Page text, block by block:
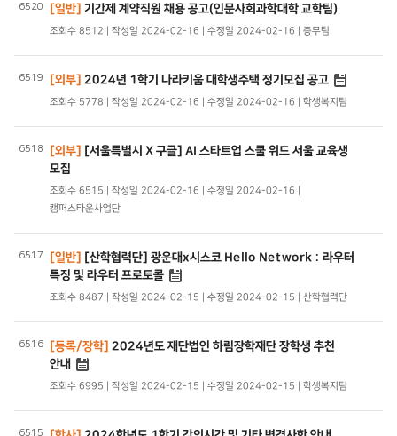
6520 [일반] 기간제 계약직원 채용 공고(인문사회과학대학 교학팀)
조회수 8512 | 작성일 2024-02-16 | 수정일 2024-02-16 | 총무팀
6519 [외부] 2024년 1학기 나라키움 대학생주택 정기모집 공고
조회수 5778 | 작성일 2024-02-16 | 수정일 2024-02-16 | 학생복지팀
6518 [외부] [서울특별시 X 구글] AI 스타트업 스쿨 위드 서울 교육생
모집
조회수 6515 | 작성일 2024-02-16 | 수정일 2024-02-16 |
캠퍼스타운사업단
6517 [일반] [산학협력단] 광운대x시스코 Hello Network : 라우터
특징 및 라우터 프로토콜
조회수 8487 | 작성일 2024-02-15 | 수정일 2024-02-15 | 산학협력단
6516 [등록/장학] 2024년도 재단법인 하림장학재단 장학생 추천
안내
조회수 6995 | 작성일 2024-02-15 | 수정일 2024-02-15 | 학생복지팀
6515